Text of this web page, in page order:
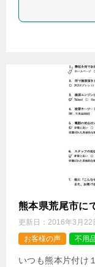
熊本県荒尾市に
更新日： 2016年3月22
お客様の声
不用
いつも熊本片付け